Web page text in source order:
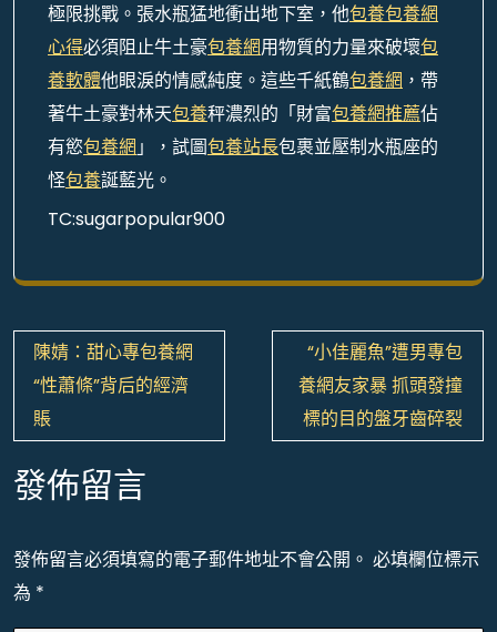
極限挑戰。張水瓶猛地衝出地下室，他包養包養網
心得必須阻止牛土豪包養網用物質的力量來破壞包
養軟體他眼淚的情感純度。這些千紙鶴包養網 ，帶
著牛土豪對林天包養秤濃烈的「財富包養網推薦佔
有慾包養網 」，試圖包養站長包裹並壓制水瓶座的
怪包養誕藍光。
TC:sugarpopular900
文
章
導
覽
陳婧：甜心專包養網
“性蕭條”背后的經濟
賬
“小佳麗魚”遭男專包
養網友家暴 抓頭發撞
標的目的盤牙齒碎裂
發佈留言
發佈留言必須填寫的電子郵件地址不會公開。 必填欄位標示
為 *